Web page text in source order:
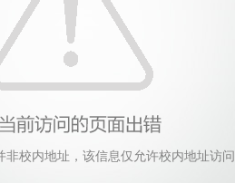
非校内地址，该信息仅允许校内地址访问